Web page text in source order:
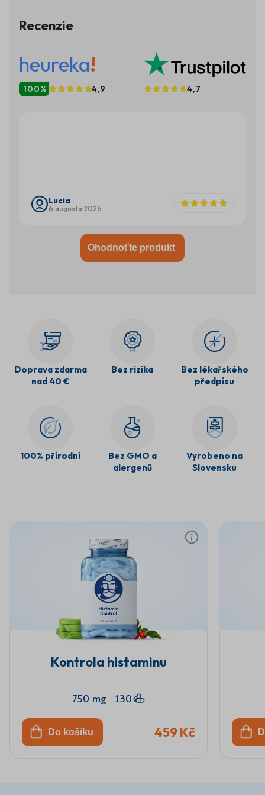
záření a jejich kosti se začaly hojit! O 3 roky později biochemik
McCollum objevil látku, která zabraňovala rachitidě a nazval ji
vitamínu D3 (cholekalciferolu). Dnes víme, že vitamín D3 není
důležitý jen pro kosti, ale i náladu, srdce, svaly a celkové zdraví.
Jeho nedostatek se spojuje nejen s rachitidou, ale i s depresí,
oslabenou imunitou a jinými chronickými onemocněními. Vitamín
D3 není jen „vitamín“, je to hormon, který naše tělo vyrábí, když je
Recenzie
heureka!
100% 4,9 4,7
Lucia
6.augusta 2026
Ohodnoťte produkt
Doprava zdarma
nad 40 €
Bez rizika
Bez lékařského
předpisu
100% přírodní
Bez GMO a
alergenů
Vyrobeno na
Slovensku
Kontrola histaminu
750 mg | 130
Do košíku 459 Kč